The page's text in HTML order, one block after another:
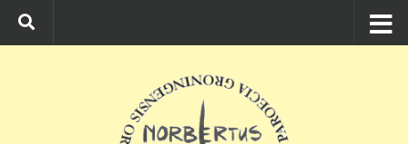
Ga naar de inhoud